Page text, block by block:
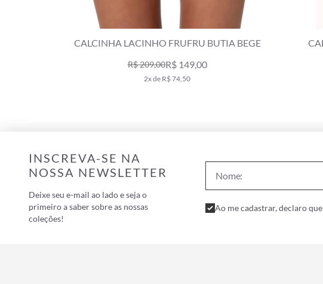
CALCINHA LACINHO FRUFRU CLÁSSICOS
R$ 289,00
5x de R$ 57,80
INSCREVA-SE NA
NOSSA NEWSLETTER
Deixe seu e-mail ao lado e seja o
primeiro a saber sobre as nossas
coleções!
Ao me cadastrar, declaro